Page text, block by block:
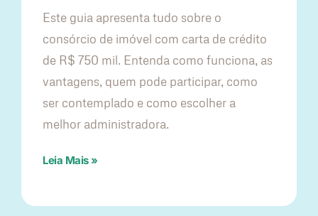
Este guia apresenta tudo sobre o
consórcio de imóvel com carta de crédito
de R$ 750 mil. Entenda como funciona, as
vantagens, quem pode participar, como
ser contemplado e como escolher a
melhor administradora.
Leia Mais »